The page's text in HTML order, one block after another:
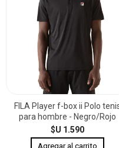
FILA Player f-box ii Polo
para hombre - Negro/Rojo
$U 1.590